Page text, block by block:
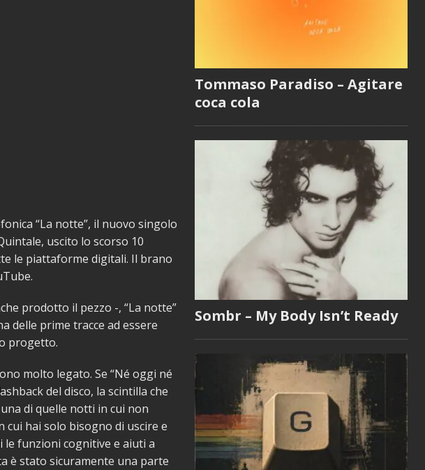
“La notte”, il nuovo singolo
uscito lo scorso 10
le piattaforme digitali. Il brano
prodotto il pezzo -, “La notte”
delle prime tracce ad essere
progetto.
molto legato. Se “Né oggi né
del disco, la scintilla che
di quelle notti in cui non
cui hai solo bisogno di uscire e
le funzioni cognitive e aiuti a
è stato sicuramente una parte
Tommaso Paradiso – Agitare
coca cola
Sombr – My Body Isn’t Ready